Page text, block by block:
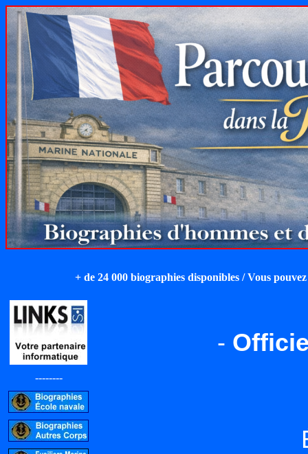
+ de 24 000 biographies disponibles / Vous
--------
-